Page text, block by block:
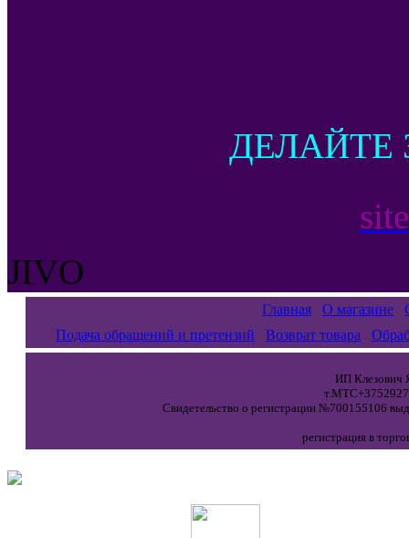
ДЕЛАЙТЕ
JIVO
Главная О магазине
Подача обращений и претензий
Возврат товара
ИП Клезович
Свидетельство о регистрации №700155106
регистрация в